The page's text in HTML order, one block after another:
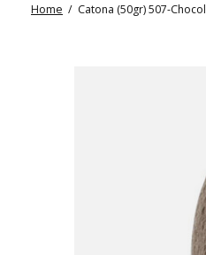
Home / Catona (50gr) 507-